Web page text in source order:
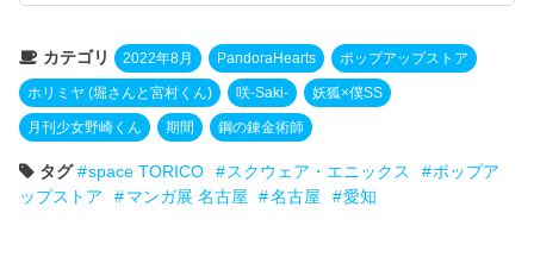
カテゴリ 2022年8月 PandoraHearts ポップアップストア
ホリミヤ (堀さんと宮村くん) 咲-Saki- 妖狐×僕SS
月刊少女野崎くん 期間 鋼の錬金術師
タグ space TORICO スクウェア・エニックス
ポップア
ップストア
マンガ展 名古屋 名古屋 愛知